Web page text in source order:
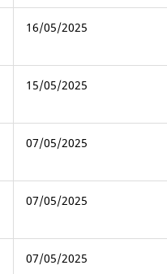
16/05/2025
15/05/2025
07/05/2025
07/05/2025
07/05/2025